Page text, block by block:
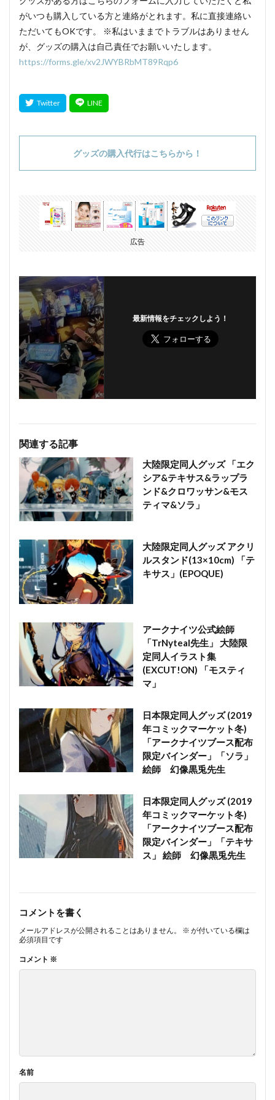
がいつも購入している方と連絡がとれます。私に直接連絡い
ただいてもOKです。 ※私はいままでトラブルはありません
が、グッズの購入は自己責任でお願いいたします。
https://forms.gle/xv2JWYBRbMT89Rqp6
グッズの購入代行はこちらから！
広告
最新情報をチェックしよう！
関連する記事
大陸限定同人グッズ 「エク
シア&テキサス&ラップラ
ンド&クロワッサン&モス
ティマ&ソラ」
大陸限定同人グッズ アクリ
ルスタンド(13×10cm) 「テ
キサス」(EPOQUE)
アークナイツ公式絵師
「TrNyteal先生」 大陸限
定同人イラスト集
(EXCUT!ON) 「モスティ
マ」
日本限定同人グッズ (2019
年コミックマーケット冬)
「アークナイツブース配布
限定バインダー」「ソラ」
絵師 幻像黒兎先生
日本限定同人グッズ (2019
年コミックマーケット冬)
「アークナイツブース配布
限定バインダー」「テキサ
ス」 絵師 幻像黒兎先生
コメントを書く
メールアドレスが公開されることはありません。 ※ が付いている欄は
必須項目です
コメント ※
名前